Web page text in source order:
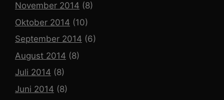
November 2014 (8)
Oktober 2014 (10)
September 2014 (6)
August 2014 (8)
Juli 2014 (8)
Juni 2014 (8)